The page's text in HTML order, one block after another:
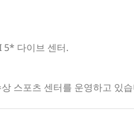
다이브 센터.
스포츠 센터를 운영하고 있